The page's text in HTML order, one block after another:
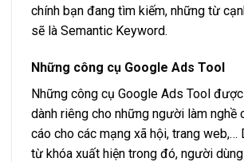
chính bạn đang tìm kiếm, những từ
sẽ là Semantic Keyword.
Những công cụ Google Ads Tool
Những công cụ Google Ads Tool
dành riêng cho những người làm nghề
cáo cho các mạng xã hội, trang web,…
từ khóa xuất hiện trong đó, người